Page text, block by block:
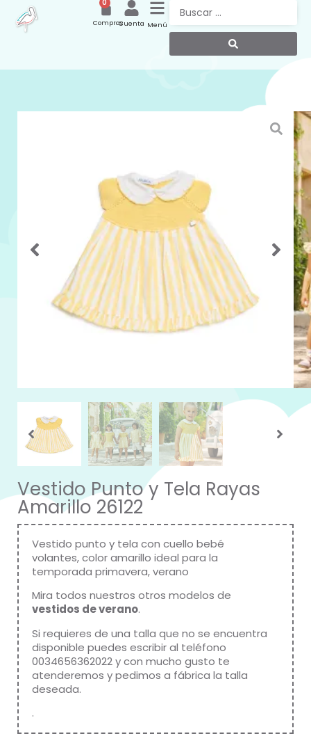
Menú
Cuenta
0
Compras
Vestido Punto y Tela Rayas
Amarillo 26122
Vestido punto y tela con cuello bebé
volantes, color amarillo ideal para la
temporada primavera, verano
Mira todos nuestros otros modelos de
vestidos de verano.
Si requieres de una talla que no se encuentra
disponible puedes escribir al teléfono
0034656362022 y con mucho gusto te
atenderemos y pedimos a fábrica la talla
deseada.
.